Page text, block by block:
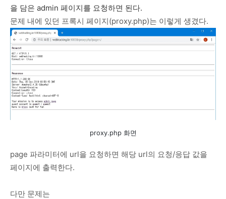
을 담은 admin 페이지를 요청하면 된다.
문제 내에 있던 프록시 페이지(proxy.php)는 이렇게 생겼다.
proxy.php 화면
page 파라미터에 url을 요청하면 해당 url의 요청/응답 값을
페이지에 출력한다.
다만 문제는